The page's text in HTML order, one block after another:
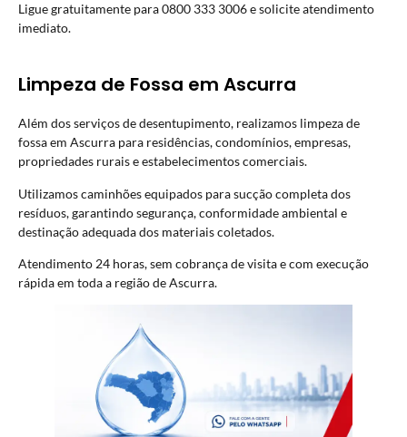
Ligue gratuitamente para 0800 333 3006 e solicite atendimento
imediato.
Limpeza de Fossa em Ascurra
Além dos serviços de desentupimento, realizamos limpeza de
fossa em Ascurra para residências, condomínios, empresas,
propriedades rurais e estabelecimentos comerciais.
Utilizamos caminhões equipados para sucção completa dos
resíduos, garantindo segurança, conformidade ambiental e
destinação adequada dos materiais coletados.
Atendimento 24 horas, sem cobrança de visita e com execução
rápida em toda a região de Ascurra.